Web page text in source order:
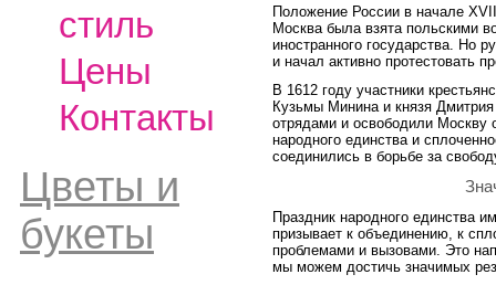
стиль
Цены
Контакты
Цветы и
букеты
Положение России в начале
Москва была взята польскими
иностранного государства. Но
и начал активно протестовать
В 1612 году участники
Кузьмы Минина и князя
отрядами и освободили Москву
народного единства и
соединились в борьбе за
Праздник народного единства
призывает к объединению, к
проблемами и вызовами. Это
мы можем достичь значимых